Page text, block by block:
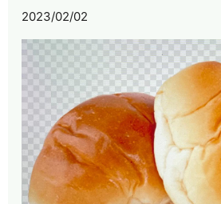
2023/02/02